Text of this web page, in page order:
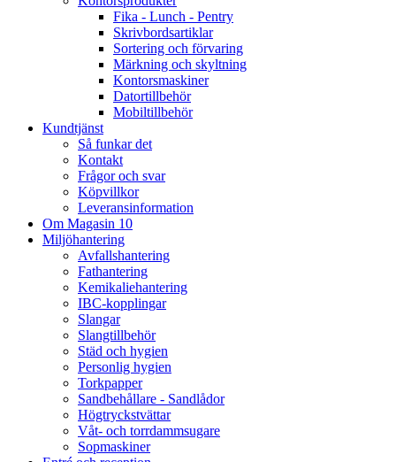
Fika - Lunch - Pentry
Skrivbordsartiklar
Sortering och förvaring
Märkning och skyltning
Kontorsmaskiner
Datortillbehör
Mobiltillbehör
Kundtjänst
Så funkar det
Kontakt
Frågor och svar
Köpvillkor
Leveransinformation
Om Magasin 10
Miljöhantering
Avfallshantering
Fathantering
Kemikaliehantering
IBC-kopplingar
Slangar
Slangtillbehör
Städ och hygien
Personlig hygien
Torkpapper
Sandbehållare - Sandlådor
Högtryckstvättar
Våt- och torrdammsugare
Sopmaskiner